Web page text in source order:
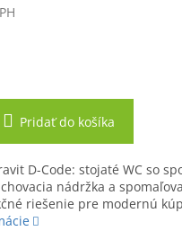
Pridať do košíka
D-Code: stojaté WC so
nádržka a
riešenie pre modernú